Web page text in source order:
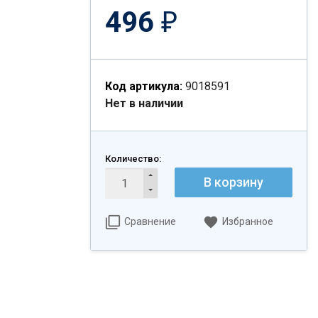
496 ₽
Код артикула: 9018591
Нет в наличии
Количество:
В корзину
Сравнение Избранное